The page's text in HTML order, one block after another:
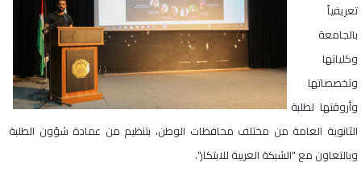
تعريفياً
بالجامعة
وكلياتها
وتخصصاتها
وأروقتها لطلبة
الثانوية العامة من مختلف محافظات الوطن، بتنظيم من عمادة شؤون الطلبة
وبالتعاون مع "الشبكة العربية للابتكار".